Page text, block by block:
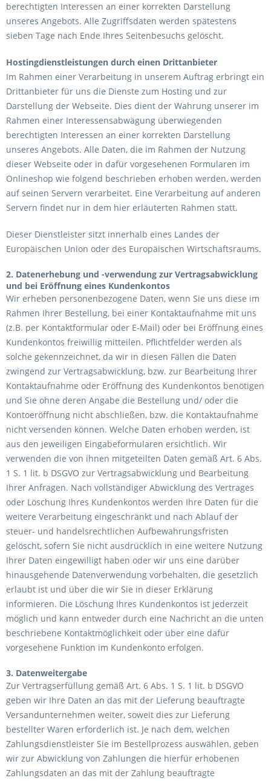
berechtigten Interessen an einer korrekten Darstellung
unseres Angebots. Alle Zugriffsdaten werden spätestens
sieben Tage nach Ende Ihres Seitenbesuchs gelöscht.
Hostingdienstleistungen durch einen Drittanbieter
Im Rahmen einer Verarbeitung in unserem Auftrag erbringt ein
Drittanbieter für uns die Dienste zum Hosting und zur
Darstellung der Webseite. Dies dient der Wahrung unserer im
Rahmen einer Interessensabwägung überwiegenden
berechtigten Interessen an einer korrekten Darstellung
unseres Angebots. Alle Daten, die im Rahmen der Nutzung
dieser Webseite oder in dafür vorgesehenen Formularen im
Onlineshop wie folgend beschrieben erhoben werden, werden
auf seinen Servern verarbeitet. Eine Verarbeitung auf anderen
Servern findet nur in dem hier erläuterten Rahmen statt.
Dieser Dienstleister sitzt innerhalb eines Landes der
Europäischen Union oder des Europäischen Wirtschaftsraums.
2. Datenerhebung und -verwendung zur Vertragsabwicklung
und bei Eröffnung eines Kundenkontos
Wir erheben personenbezogene Daten, wenn Sie uns diese im
Rahmen Ihrer Bestellung, bei einer Kontaktaufnahme mit uns
(z.B. per Kontaktformular oder E-Mail) oder bei Eröffnung eines
Kundenkontos freiwillig mitteilen. Pflichtfelder werden als
solche gekennzeichnet, da wir in diesen Fällen die Daten
zwingend zur Vertragsabwicklung, bzw. zur Bearbeitung Ihrer
Kontaktaufnahme oder Eröffnung des Kundenkontos benötigen
und Sie ohne deren Angabe die Bestellung und/ oder die
Kontoeröffnung nicht abschließen, bzw. die Kontaktaufnahme
nicht versenden können. Welche Daten erhoben werden, ist
aus den jeweiligen Eingabeformularen ersichtlich. Wir
verwenden die von ihnen mitgeteilten Daten gemäß Art. 6 Abs.
1 S. 1 lit. b DSGVO zur Vertragsabwicklung und Bearbeitung
Ihrer Anfragen. Nach vollständiger Abwicklung des Vertrages
oder Löschung Ihres Kundenkontos werden Ihre Daten für die
weitere Verarbeitung eingeschränkt und nach Ablauf der
steuer- und handelsrechtlichen Aufbewahrungsfristen
gelöscht, sofern Sie nicht ausdrücklich in eine weitere Nutzung
Ihrer Daten eingewilligt haben oder wir uns eine darüber
hinausgehende Datenverwendung vorbehalten, die gesetzlich
erlaubt ist und über die wir Sie in dieser Erklärung
informieren. Die Löschung Ihres Kundenkontos ist jederzeit
möglich und kann entweder durch eine Nachricht an die unten
beschriebene Kontaktmöglichkeit oder über eine dafür
vorgesehene Funktion im Kundenkonto erfolgen.
3. Datenweitergabe
Zur Vertragserfüllung gemäß Art. 6 Abs. 1 S. 1 lit. b DSGVO
geben wir Ihre Daten an das mit der Lieferung beauftragte
Versandunternehmen weiter, soweit dies zur Lieferung
bestellter Waren erforderlich ist. Je nach dem, welchen
Zahlungsdienstleister Sie im Bestellprozess auswählen, geben
wir zur Abwicklung von Zahlungen die hierfür erhobenen
Zahlungsdaten an das mit der Zahlung beauftragte